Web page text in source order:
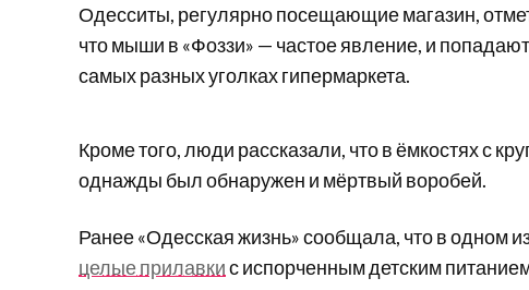
Одесситы, регулярно посещающие магазин,
что мыши в «Фоззи» — частое явление, и
самых разных уголках гипермаркета.
Кроме того, люди рассказали, что в ёмкостях с
однажды был обнаружен и мёртвый воробей.
Ранее «Одесская жизнь» сообщала, что в одном
целые прилавкис испорченным детским